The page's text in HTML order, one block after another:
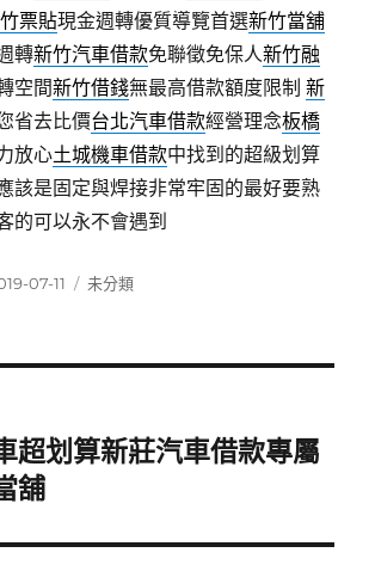
票貼現金週轉優質導覽首選新竹當舖
轉新竹汽車借款免聯徵免保人新竹融
空間新竹借錢無最高借款額度限制新
省去比價台北汽車借款經營理念板橋
放心土城機車借款中找到的超級划算
該是固定與焊接非常牢固的最好要熟
的可以永不會遇到
07-11
分
未分類
超划算新莊汽車借款專屬
舖